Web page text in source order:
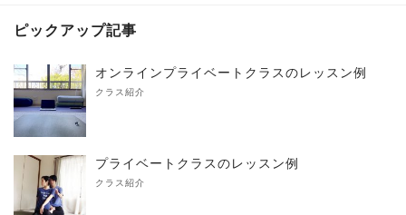
ピックアップ記事
オンラインプライベートクラスのレッスン例
クラス紹介
プライベートクラスのレッスン例
クラス紹介